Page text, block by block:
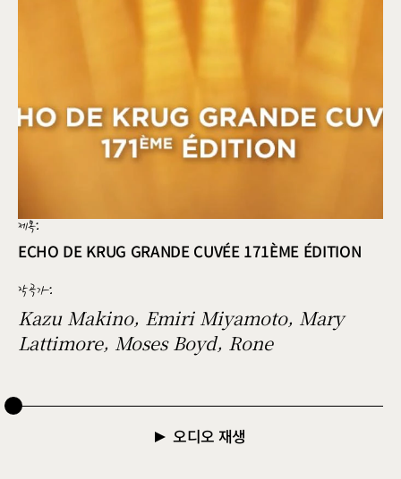
제목:
ECHO DE KRUG GRANDE CUVÉE 171ÈME ÉDITION
작곡가:
Kazu Makino, Emiri Miyamoto, Mary
Lattimore, Moses Boyd, Rone
오디오 재생